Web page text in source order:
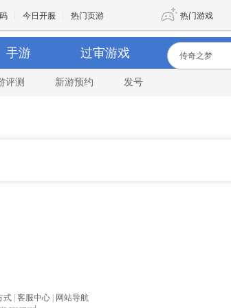
今日开服 热门页游 热门游戏
魔兽 DNF
手游 过审游戏
评测 新游预约 发号
式 客服中心
网站导航